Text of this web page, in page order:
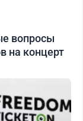
вопросы
на концерт